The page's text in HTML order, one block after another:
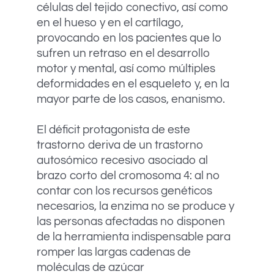
células del tejido conectivo, así como
en el hueso y en el cartílago,
provocando en los pacientes que lo
sufren un retraso en el desarrollo
motor y mental, así como múltiples
deformidades en el esqueleto y, en la
mayor parte de los casos, enanismo.
El déficit protagonista de este
trastorno deriva de un trastorno
autosómico recesivo asociado al
brazo corto del cromosoma 4: al no
contar con los recursos genéticos
necesarios, la enzima no se produce y
las personas afectadas no disponen
de la herramienta indispensable para
romper las largas cadenas de
moléculas de azúcar